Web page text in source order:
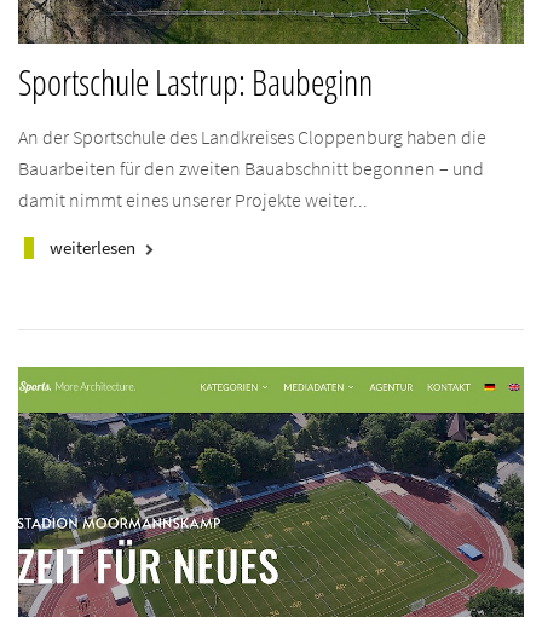
Sportschule Lastrup: Baubeginn
An der Sportschule des Landkreises Cloppenburg haben die
Bauarbeiten für den zweiten Bauabschnitt begonnen – und
damit nimmt eines unserer Projekte weiter...
weiterlesen keyboard_arrow_right